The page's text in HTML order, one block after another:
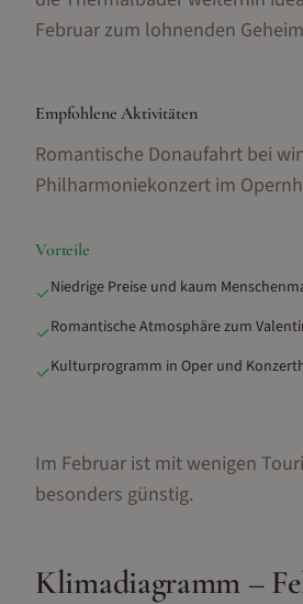
Februar zum lohnenden
Empfohlene Aktivitäten
Romantische Donaufahrt bei
Philharmoniekonzert im
Vorteile
✓Niedrige Preise und kaum
✓Romantische Atmosphäre zum
✓Kulturprogramm in Oper und
Im Februar ist mit wenigen
besonders günstig.
Klimadiagramm –